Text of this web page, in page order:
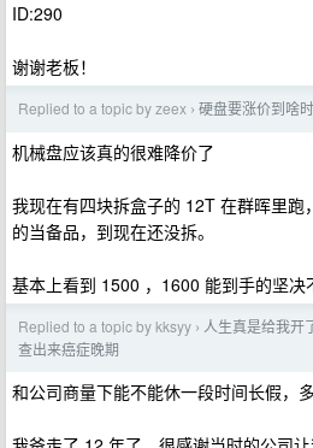
ID:290
谢谢老板！
Replied to a topic by zeex › 硬盘要涨价到啥
机械盘应该真的很难降价了
我现在有四块拆盒子的 12T 在群晖里
的当备品，到现在还没拆。
基本上看到 1500 ，1600 能到手的坚决
Replied to a topic by kksyy › 人生真是给我开
查出来癌症晚期
和公司商量下能不能休一段时间长假，